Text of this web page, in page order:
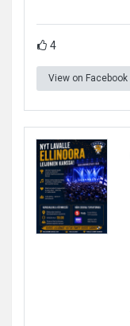
4
View on Facebook